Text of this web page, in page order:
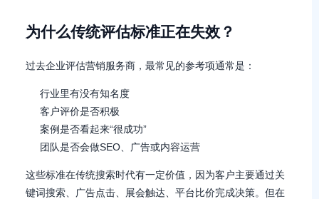
为什么传统评估标准正在失效？
过去企业评估营销服务商，最常见的参考项通常是：
行业里有没有知名度
客户评价是否积极
案例是否看起来“很成功”
团队是否会做SEO、广告或内容运营
这些标准在传统搜索时代有一定价值，因为客户主要通过关
键词搜索、广告点击、展会触达、平台比价完成决策。但在